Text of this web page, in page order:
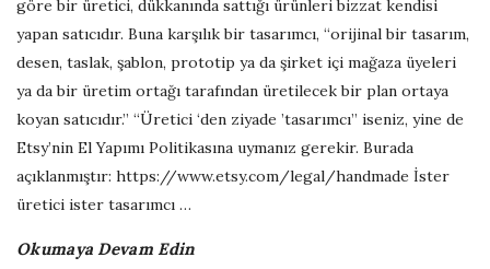
h
göre bir üretici, dükkanında sattığı ürünleri bizzat kendisi
yapan satıcıdır. Buna karşılık bir tasarımcı, “orijinal bir tasarım,
desen, taslak, şablon, prototip ya da şirket içi mağaza üyeleri
ya da bir üretim ortağı tarafından üretilecek bir plan ortaya
koyan satıcıdır.” “Üretici ‘den ziyade ’tasarımcı” iseniz, yine de
Etsy’nin El Yapımı Politikasına uymanız gerekir. Burada
açıklanmıştır: https://www.etsy.com/legal/handmade İster
üretici ister tasarımcı …
Okumaya Devam Edin